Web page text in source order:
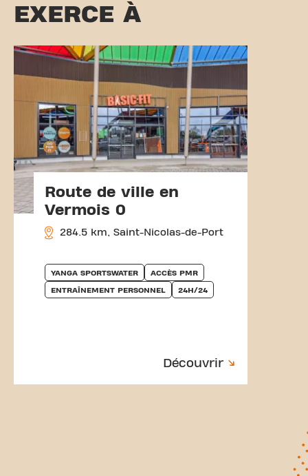
EXERCE À
Route de ville en
Vermois 0
284.5 km, Saint-Nicolas-de-Port
YANGA SPORTSWATER ACCÈS PMR
ENTRAÎNEMENT PERSONNEL 24H/24
Découvrir